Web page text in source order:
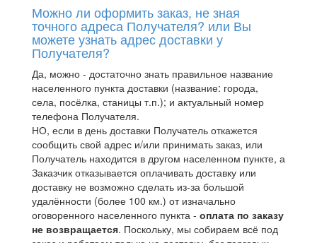
Можно ли оформить заказ, не зная
точного адреса Получателя? или Вы
можете узнать адрес доставки у
Получателя?
Да, можно - достаточно знать правильное название
населенного пункта доставки (название: города,
села, посёлка, станицы т.п.); и актуальный номер
телефона Получателя.
НО, если в день доставки Получатель откажется
сообщить свой адрес и/или принимать заказ, или
Получатель находится в другом населенном пункте, а
Заказчик отказывается оплачивать доставку или
доставку не возможно сделать из-за большой
удалённости (более 100 км.) от изначально
оговоренного населенного пункта - оплата по заказу
не возвращается. Поскольку, мы собираем всё под